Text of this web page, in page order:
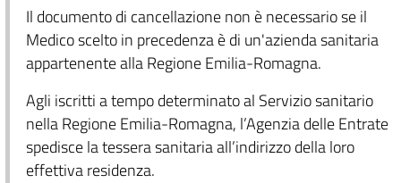
Il documento di cancellazione non è necessario se il
Medico scelto in precedenza è di un'azienda sanitaria
appartenente alla Regione Emilia-Romagna.
Agli iscritti a tempo determinato al Servizio sanitario
nella Regione Emilia-Romagna, l’Agenzia delle Entrate
spedisce la tessera sanitaria all’indirizzo della loro
effettiva residenza.